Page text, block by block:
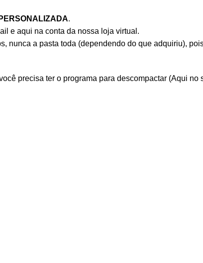
.
e aqui na conta da nossa loja virtual.
nunca a pasta toda (dependendo do que adquiriu),
precisa ter o programa para descompactar (Aqui